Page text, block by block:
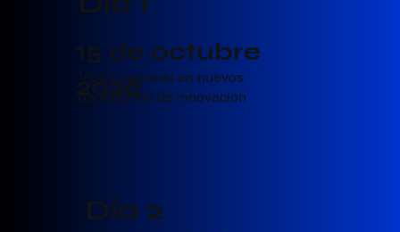
15 de octubre
2026
Visión regional en nuevos
paradigmas de innovación
​Día 2